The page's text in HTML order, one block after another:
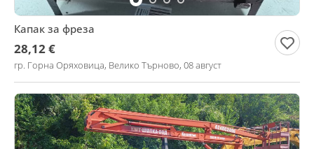
Капак за фреза
28,12 €
гр. Горна Оряховица, Велико Търново, 08 август